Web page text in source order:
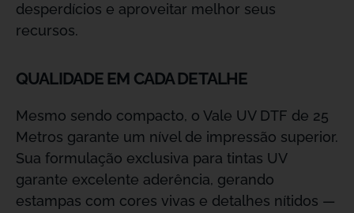
desperdícios e aproveitar melhor seus
recursos.
QUALIDADE EM CADA DETALHE
Mesmo sendo compacto, o Vale UV DTF de 25
Metros garante um nível de impressão superior.
Sua formulação exclusiva para tintas UV
garante excelente aderência, gerando
estampas com cores vivas e detalhes nítidos —